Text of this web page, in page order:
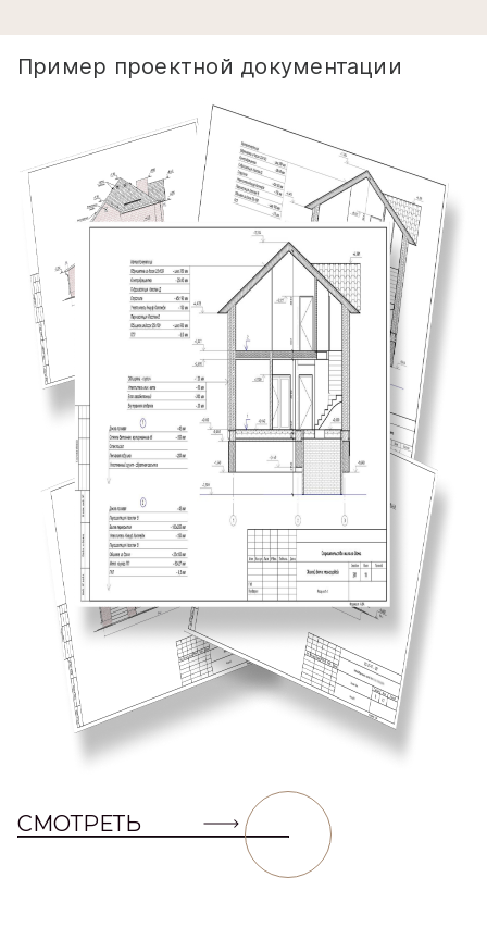
Пример проектной документации
СМОТРЕТЬ